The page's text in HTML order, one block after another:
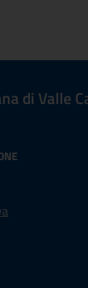
di Valle